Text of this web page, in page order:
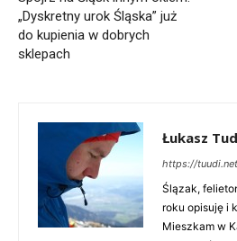
„Dyskretny urok Śląska” już
do kupienia w dobrych
sklepach
Łukasz
https://tuudi.net
Ślązak,
roku opisuję i
Mieszkam w